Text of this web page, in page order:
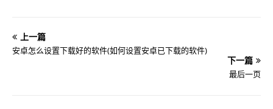
上一篇
安卓怎么设置下载好的软件(如何设置安卓已下载的软件)
下一篇
最后一页